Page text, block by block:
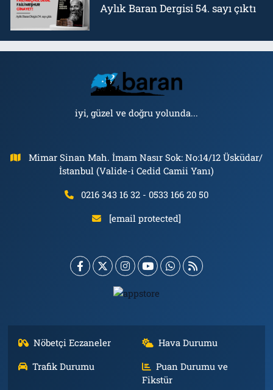
Aylık Baran Dergisi 54. sayı çıktı
iyi, güzel ve doğru yolunda...
Mimar Sinan Mah. İmam Nasır Sok: No:14/12 Üsküdar/
İstanbul (Valide-i Cedid Camii Yanı)
0216 343 16 32 - 0533 166 20 50
[email protected]
Nöbetçi Eczaneler
Hava Durumu
Trafik Durumu
Puan Durumu ve
Fikstür